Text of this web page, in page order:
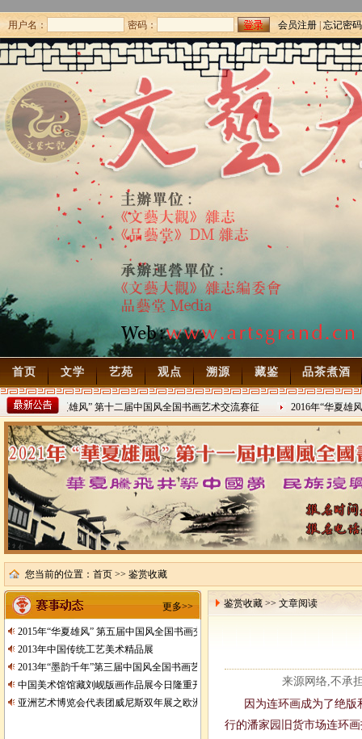
用户名： 密码： 会员注册|忘记密码
首页 文学 艺苑 观点 溯源 藏鉴 品茶煮酒
2022年“华夏雄风” 第十二届中国风全国书画艺术交流赛征
2021/8/15
2016年“华夏雄风
2016/8/27
您当前的位置： 首页 >> 鉴赏收藏
更多>>
2015年“华夏雄风” 第五届中国风全国书画交流赛暨纪念抗日战争胜利70周年书画
2013年中国传统工艺美术精品展
2013年“墨韵千年”第三届中国风全国书画艺术交流赛征稿
中国美术馆馆藏刘岘版画作品展今日隆重开展
亚洲艺术博览会代表团威尼斯双年展之欧洲行
鉴赏收藏 >> 文章阅读
来源网络,不承
因为连环画成为了绝版
行的潘家园旧货市场连环